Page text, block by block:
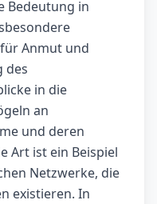
Bedeutung in
Anmut und
des
in die
an
und deren
Art ist ein Beispiel
Netzwerke, die
existieren. In